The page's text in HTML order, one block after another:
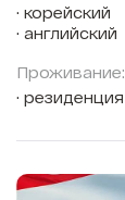
корейский
английский
Проживание:
резиденция